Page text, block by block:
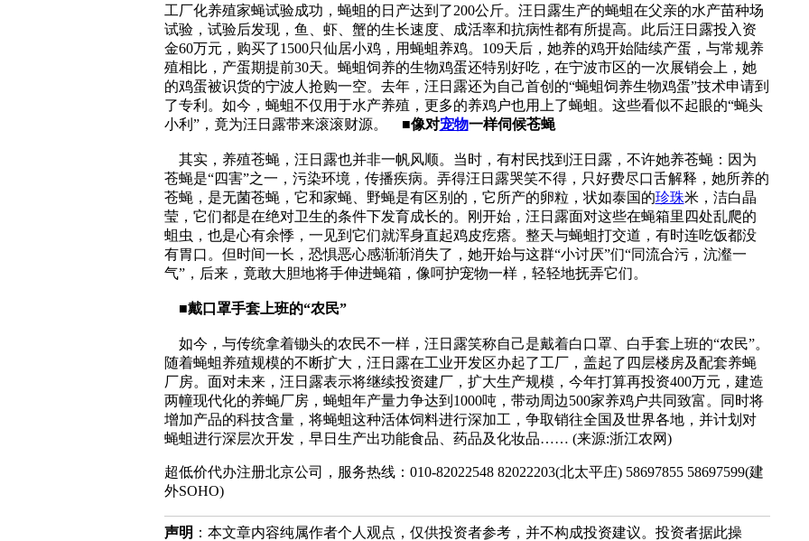
工厂化养殖家蝇试验成功，蝇蛆的日产达到了200公斤。汪日露生产的蝇蛆在父亲的水产苗种场
试验，试验后发现，鱼、虾、蟹的生长速度、成活率和抗病性都有所提高。此后汪日露投入资
金60万元，购买了1500只仙居小鸡，用蝇蛆养鸡。109天后，她养的鸡开始陆续产蛋，与常规养
殖相比，产蛋期提前30天。蝇蛆饲养的生物鸡蛋还特别好吃，在宁波市区的一次展销会上，她
的鸡蛋被识货的宁波人抢购一空。去年，汪日露还为自己首创的“蝇蛆饲养生物鸡蛋”技术申请到
了专利。如今，蝇蛆不仅用于水产养殖，更多的养鸡户也用上了蝇蛆。这些看似不起眼的“蝇头
小利”，竟为汪日露带来滚滚财源。 ■像对宠物一样伺候苍蝇
其实，养殖苍蝇，汪日露也并非一帆风顺。当时，有村民找到汪日露，不许她养苍蝇：因为
苍蝇是“四害”之一，污染环境，传播疾病。弄得汪日露哭笑不得，只好费尽口舌解释，她所养的
苍蝇，是无菌苍蝇，它和家蝇、野蝇是有区别的，它所产的卵粒，状如泰国的珍珠米，洁白晶
莹，它们都是在绝对卫生的条件下发育成长的。刚开始，汪日露面对这些在蝇箱里四处乱爬的
蛆虫，也是心有余悸，一见到它们就浑身直起鸡皮疙瘩。整天与蝇蛆打交道，有时连吃饭都没
有胃口。但时间一长，恐惧恶心感渐渐消失了，她开始与这群“小讨厌”们“同流合污，沆瀣一
气”，后来，竟敢大胆地将手伸进蝇箱，像呵护宠物一样，轻轻地抚弄它们。
■戴口罩手套上班的“农民”
如今，与传统拿着锄头的农民不一样，汪日露笑称自己是戴着白口罩、白手套上班的“农民”。
随着蝇蛆养殖规模的不断扩大，汪日露在工业开发区办起了工厂，盖起了四层楼房及配套养蝇
厂房。面对未来，汪日露表示将继续投资建厂，扩大生产规模，今年打算再投资400万元，建造
两幢现代化的养蝇厂房，蝇蛆年产量力争达到1000吨，带动周边500家养鸡户共同致富。同时将
增加产品的科技含量，将蝇蛆这种活体饲料进行深加工，争取销往全国及世界各地，并计划对
蝇蛆进行深层次开发，早日生产出功能食品、药品及化妆品…… (来源:浙江农网)
超低价代办注册北京公司，服务热线：010-82022548 82022203(北太平庄) 58697855 58697599(建
外SOHO)
声明 ：本文章内容纯属作者个人观点，仅供投资者参考，并不构成投资建议。投资者据此操